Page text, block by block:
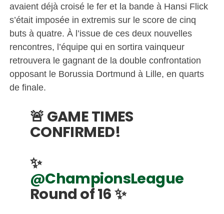
avaient déjà croisé le fer et la bande à Hansi Flick
s’était imposée in extremis sur le score de cinq
buts à quatre. À l’issue de ces deux nouvelles
rencontres, l’équipe qui en sortira vainqueur
retrouvera le gagnant de la double confrontation
opposant le Borussia Dortmund à Lille, en quarts
de finale.
🚨 GAME TIMES
CONFIRMED!
✨
@ChampionsLeague
Round of 16 ✨